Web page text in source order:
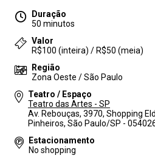
Duração
50 minutos
Valor
R$100 (inteira) / R$50 (meia)
Região
Zona Oeste / São Paulo
Teatro / Espaço
Teatro das Artes - SP
Av. Rebouças, 3970, Shopping
Pinheiros, São Paulo/SP -
Estacionamento
No shopping